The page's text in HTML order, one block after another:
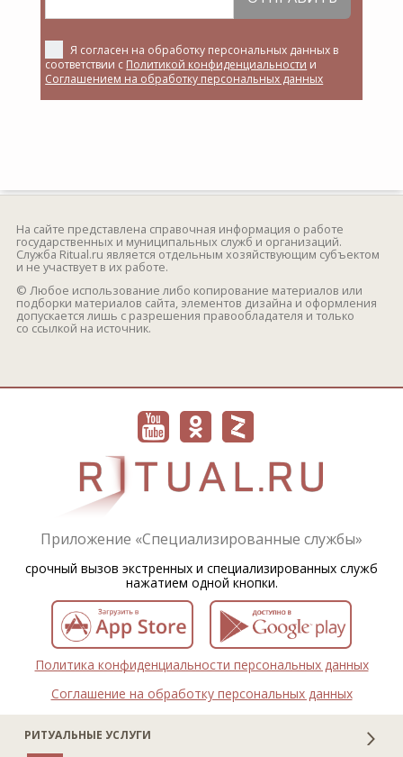
Я согласен на обработку персональных данных в
соответствии с Политикой конфиденциальности и
Соглашением на обработку персональных данных
РИТУАЛЬНЫЕ УСЛУГИ
На сайте представлена справочная информация о работе
государственных и муниципальных служб и организаций.
Служба Ritual.ru является отдельным хозяйствующим субъектом
и не участвует в их работе.
© Любое использование либо копирование материалов или
подборки материалов сайта, элементов дизайна и оформления
допускается лишь с разрешения правообладателя и только
со ссылкой на источник.
Приложение «Специализированные службы»
срочный вызов экстренных и специализированных служб
нажатием одной кнопки.
Политика конфиденциальности персональных данных
Соглашение на обработку персональных данных